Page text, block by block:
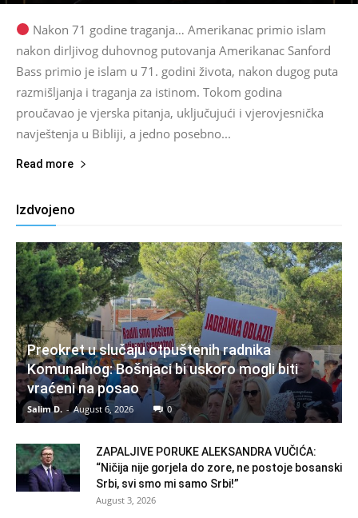
Nakon 71 godine traganja… Amerikanac primio islam
nakon dirljivog duhovnog putovanja Amerikanac Sanford
Bass primio je islam u 71. godini života, nakon dugog puta
razmišljanja i traganja za istinom. Tokom godina
proučavao je vjerska pitanja, uključujući i vjerovjesnička
navještenja u Bibliji, a jedno posebno...
Read more
Izdvojeno
Preokret u slučaju otpuštenih radnika
Komunalnog: Bošnjaci bi uskoro mogli biti
vraćeni na posao
Salim D. - August 6, 2026 0
ZAPALJIVE PORUKE ALEKSANDRA VUČIĆA:
“Ničija nije gorjela do zore, ne postoje bosanski
Srbi, svi smo mi samo Srbi!”
August 3, 2026